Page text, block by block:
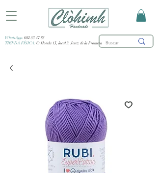
WhatsApp: 682 53 47 85
TIENDA FÍSICA: C/ Honda 15, local 3, Jerez de la Frontera